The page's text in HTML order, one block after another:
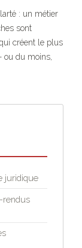
: un métier
sont
créent le plus
ou du moins,
juridique
rendus